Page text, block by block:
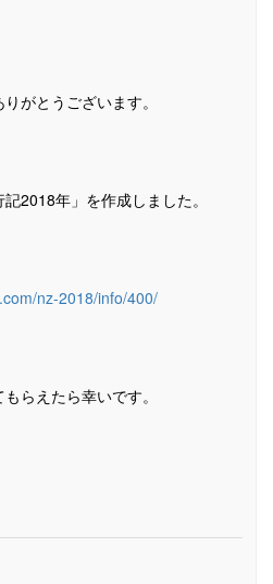
がとうございます。
2018年」を作成しました。
nz-2018/info/400/
らえたら幸いです。